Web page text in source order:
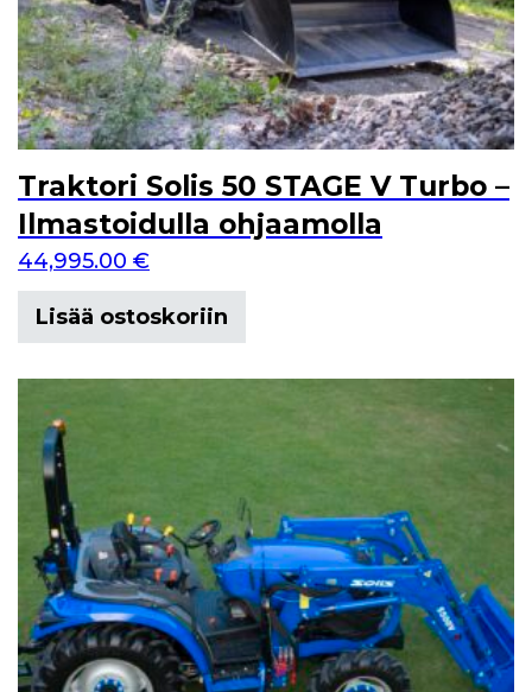
Traktori Solis 50 STAGE V Turbo –
Ilmastoidulla ohjaamolla
44,995.00 €
Lisää ostoskoriin